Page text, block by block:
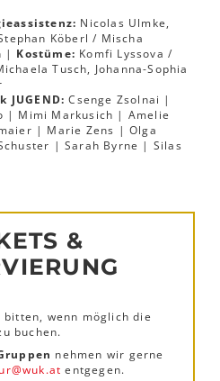
Nicolas Ulmke,
Köberl / Mischa
| Kostüme: Komfi Lyssova /
Tusch, Johanna-Sophia
JUGEND: Csenge Zsolnai |
| Mimi Markusich | Amelie
| Marie Zens | Olga
| Sarah Byrne | Silas
&
bitten, wenn möglich die
buchen.
nehmen wir gerne
@wuk.at entgegen.